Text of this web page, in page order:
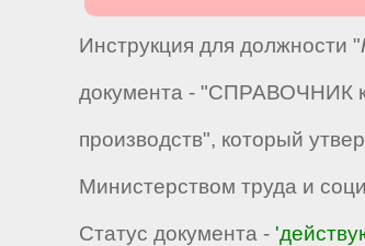
Инструкция для должности "
документа - "СПРАВОЧНИК
производств", который
Министерством труда и
Статус документа -